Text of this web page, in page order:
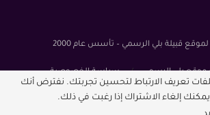
قبيلة بلي الرسمي – تأسس عام 2000
موقع بلي الرسمي
سياسة الخصوصية
الشروط والأحكام
تعريف الارتباط لتحسين تجربتك. نفترض أنك
إلغاء الاشتراك إذا رغبت في ذلك.